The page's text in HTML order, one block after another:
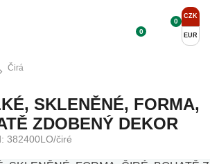
0
CZK
EUR
0
Čirá
SKLENĚNÉ, FORMA,
ZDOBENÝ DEKOR
382400LO/čiré